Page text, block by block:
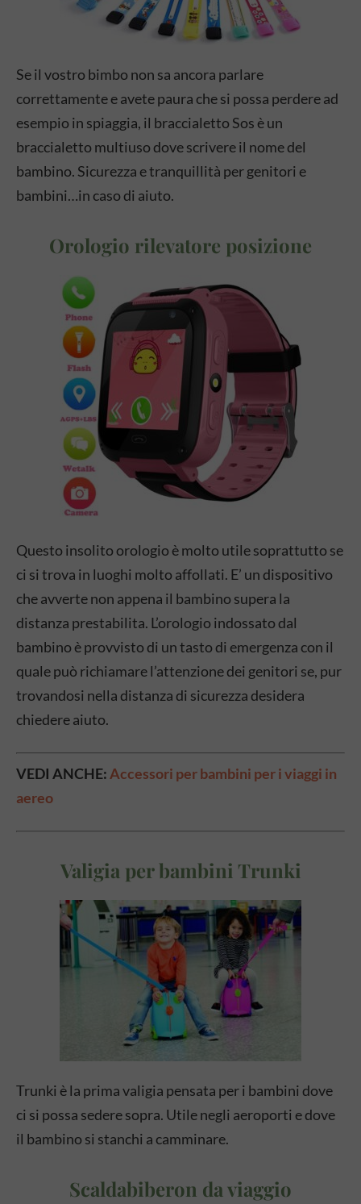
Se il vostro bimbo non sa ancora parlare
correttamente e avete paura che si possa perdere ad
esempio in spiaggia, il braccialetto Sos è un
braccialetto multiuso dove scrivere il nome del
bambino. Sicurezza e tranquillità per genitori e
bambini…in caso di aiuto.
Orologio rilevatore posizione
Questo insolito orologio è molto utile soprattutto se
ci si trova in luoghi molto affollati. E’ un dispositivo
che avverte non appena il bambino supera la
distanza prestabilita. L’orologio indossato dal
bambino è provvisto di un tasto di emergenza con il
quale può richiamare l’attenzione dei genitori se, pur
trovandosi nella distanza di sicurezza desidera
chiedere aiuto.
VEDI ANCHE: Accessori per bambini per i viaggi in
aereo
Valigia per bambini Trunki
Trunki è la prima valigia pensata per i bambini dove
ci si possa sedere sopra. Utile negli aeroporti e dove
il bambino si stanchi a camminare.
Scaldabiberon da viaggio